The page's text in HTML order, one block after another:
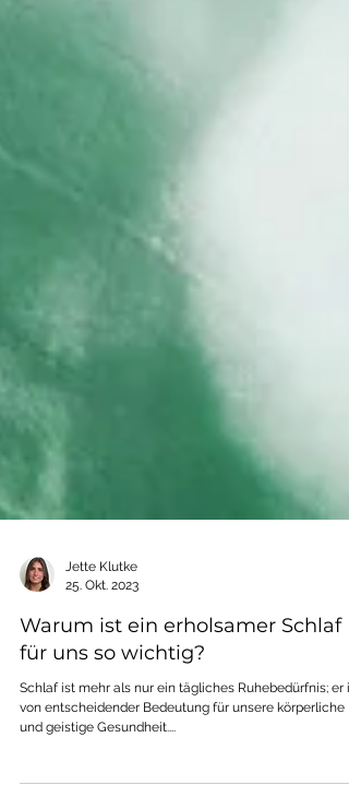
25. Okt. 2023
Warum ist ein erholsamer Schlaf
für uns so wichtig?
Schlaf ist mehr als nur ein tägliches Ruhebedürfnis; er